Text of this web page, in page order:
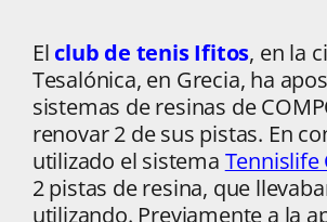
El club de tenis Ifitos, en la
Tesalónica, en Grecia, ha
sistemas de resinas de
renovar 2 de sus pistas. En
utilizado el sistema Tennislife
2 pistas de resina, que
utilizando. Previamente a la